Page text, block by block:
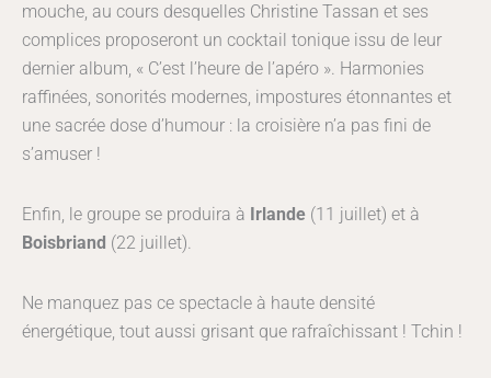
mouche, au cours desquelles Christine Tassan et ses
complices proposeront un cocktail tonique issu de leur
dernier album, « C’est l’heure de l’apéro ». Harmonies
raffinées, sonorités modernes, impostures étonnantes et
une sacrée dose d’humour : la croisière n’a pas fini de
s’amuser !
Enfin, le groupe se produira à Irlande (11 juillet) et à
Boisbriand (22 juillet).
Ne manquez pas ce spectacle à haute densité
énergétique, tout aussi grisant que rafraîchissant ! Tchin !